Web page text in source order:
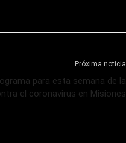
Próxima noticia
para esta semana de la
el coronavirus en Misiones